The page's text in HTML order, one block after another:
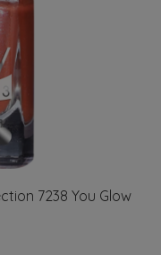
7238 You Glow